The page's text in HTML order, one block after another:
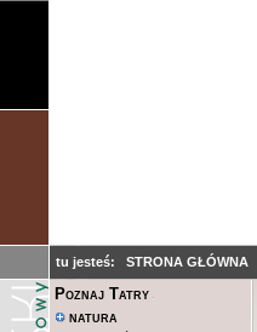
tu jesteś: STRONA GŁÓWNA
Poznaj Tatry
NATURA